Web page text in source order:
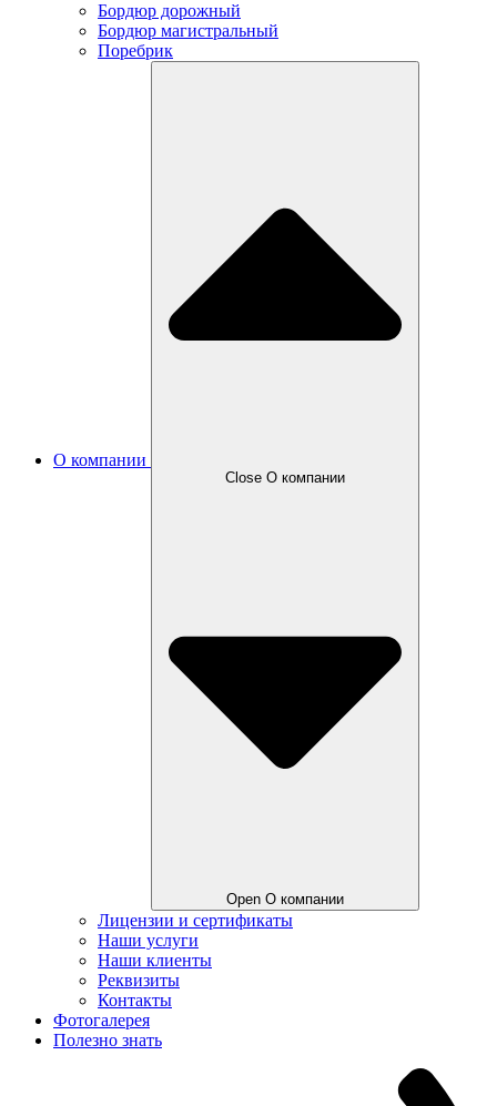
Бордюр дорожный
Бордюр магистральный
Поребрик
О компании
Close О компании
Open О компании
Лицензии и сертификаты
Наши услуги
Наши клиенты
Реквизиты
Контакты
Фотогалерея
Полезно знать